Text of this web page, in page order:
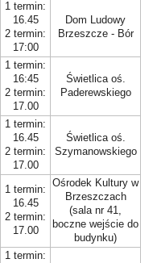
1 termin:
16.45
2 termin:
17:00
Dom Ludowy
Brzeszcze - Bór
1 termin:
16:45
2 termin:
17.00
Świetlica oś.
Paderewskiego
1 termin:
16.45
2 termin:
17.00
Świetlica oś.
Szymanowskiego
1 termin:
16.45
2 termin:
17.00
Ośrodek Kultury w
Brzeszczach
(sala nr 41,
boczne wejście do
budynku)
1 termin: